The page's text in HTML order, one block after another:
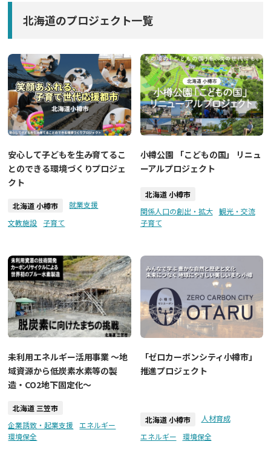
北海道のプロジェクト一覧
安心して子どもを生み育てるこ
とのできる環境づくりプロジェ
クト
北海道 小樽市
就業支援
文教施設
子育て
小樽公園 「こどもの国」 リニュ
ーアルプロジェクト
北海道 小樽市
関係人口の創出・拡大
観光・交流
子育て
未利用エネルギー活用事業 ～地
域資源から低炭素水素等の製
造・CO2地下固定化～
北海道 三笠市
企業誘致・起業支援
エネルギー
環境保全
「ゼロカーボンシティ小樽市」
推進プロジェクト
北海道 小樽市
人材育成
エネルギー
環境保全